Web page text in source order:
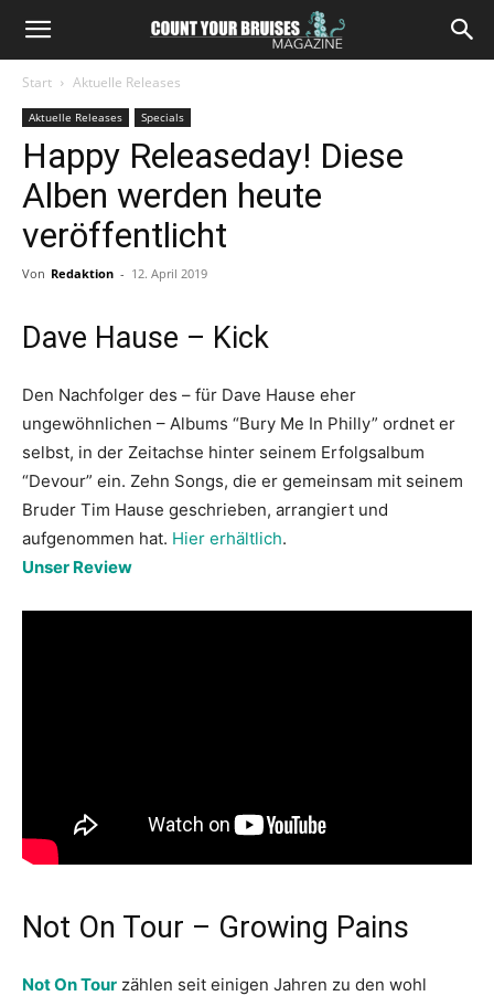
Start Aktuelle Releases
Aktuelle Releases Specials
Happy Releaseday! Diese
Alben werden heute
veröffentlicht
Von Redaktion - 12. April 2019
Dave Hause – Kick
Den Nachfolger des – für Dave Hause eher
ungewöhnlichen – Albums “Bury Me In Philly” ordnet er
selbst, in der Zeitachse hinter seinem Erfolgsalbum
“Devour” ein. Zehn Songs, die er gemeinsam mit seinem
Bruder Tim Hause geschrieben, arrangiert und
aufgenommen hat. Hier erhältlich.
Unser Review
Not On Tour – Growing Pains
Not On Tour zählen seit einigen Jahren zu den wohl